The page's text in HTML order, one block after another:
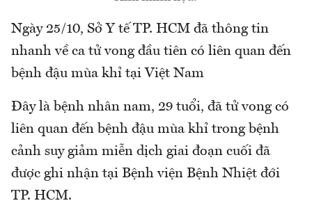
Ngày 25/10, Sở Y tế TP. HCM đã thông tin
nhanh về ca tử vong đầu tiên có liên quan đến
bệnh đậu mùa khỉ tại Việt Nam
Đây là bệnh nhân nam, 29 tuổi, đã tử vong có
liên quan đến bệnh đậu mùa khỉ trong bệnh
cảnh suy giảm miễn dịch giai đoạn cuối đã
được ghi nhận tại Bệnh viện Bệnh Nhiệt đới
TP. HCM.